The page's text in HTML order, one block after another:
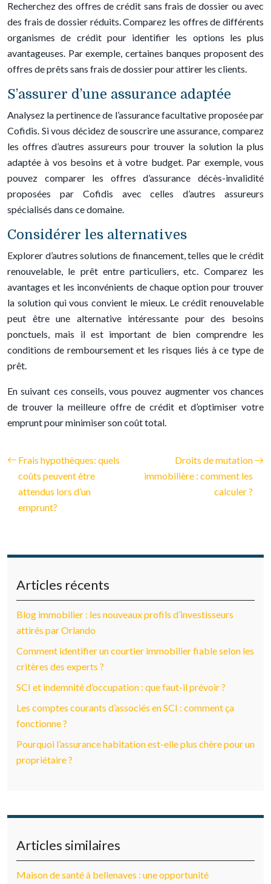
Recherchez des offres de crédit sans frais de dossier ou avec
des frais de dossier réduits. Comparez les offres de différents
organismes de crédit pour identifier les options les plus
avantageuses. Par exemple, certaines banques proposent des
offres de prêts sans frais de dossier pour attirer les clients.
S’assurer d’une assurance adaptée
Analysez la pertinence de l’assurance facultative proposée par
Cofidis. Si vous décidez de souscrire une assurance, comparez
les offres d’autres assureurs pour trouver la solution la plus
adaptée à vos besoins et à votre budget. Par exemple, vous
pouvez comparer les offres d’assurance décès-invalidité
proposées par Cofidis avec celles d’autres assureurs
spécialisés dans ce domaine.
Considérer les alternatives
Explorer d’autres solutions de financement, telles que le crédit
renouvelable, le prêt entre particuliers, etc. Comparez les
avantages et les inconvénients de chaque option pour trouver
la solution qui vous convient le mieux. Le crédit renouvelable
peut être une alternative intéressante pour des besoins
ponctuels, mais il est important de bien comprendre les
conditions de remboursement et les risques liés à ce type de
prêt.
En suivant ces conseils, vous pouvez augmenter vos chances
de trouver la meilleure offre de crédit et d’optimiser votre
emprunt pour minimiser son coût total.
Frais hypothèques: quels
coûts peuvent être
attendus lors d’un
emprunt?
Droits de mutation
immobilière : comment les
calculer ?
Articles récents
Blog immobilier : les nouveaux profils d’investisseurs
attirés par Orlando
Comment identifier un courtier immobilier fiable selon les
critères des experts ?
SCI et indemnité d’occupation : que faut-il prévoir ?
Les comptes courants d’associés en SCI : comment ça
fonctionne ?
Pourquoi l’assurance habitation est-elle plus chère pour un
propriétaire ?
Articles similaires
Maison de santé à bellenaves : une opportunité